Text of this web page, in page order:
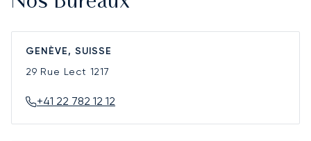
GENÈVE, SUISSE
29 Rue Lect 1217
+41 22 782 12 12